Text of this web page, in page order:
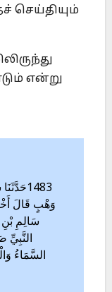
செய்தியும்
என்று
1483
وَهْبٍ قَالَ
سَالِمِ
النَّبِيِّ
السَّمَاءُ